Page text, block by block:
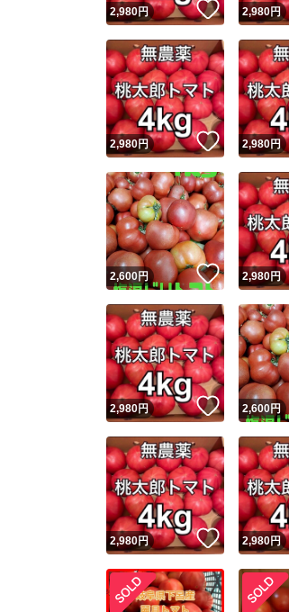
2,980円 いいね！
2,980円
2,980円 いいね！
2,980円
2,600円 いいね！
2,980円
2,980円 いいね！
2,600円
2,980円 いいね！
2,980円